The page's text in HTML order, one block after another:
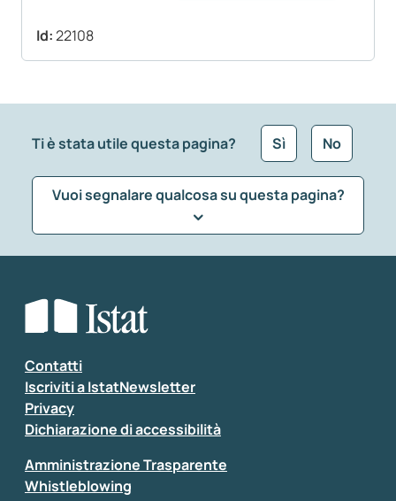
Id:22108
Ti è stata utile questa pagina? Sì No
Vuoi segnalare qualcosa su questa pagina?
Seleziona la tipologia della segnalazione
Inserisci il tuo commento
Contatti
Iscriviti a IstatNewsletter
Privacy
Dichiarazione di accessibilità
Amministrazione Trasparente
Whistleblowing